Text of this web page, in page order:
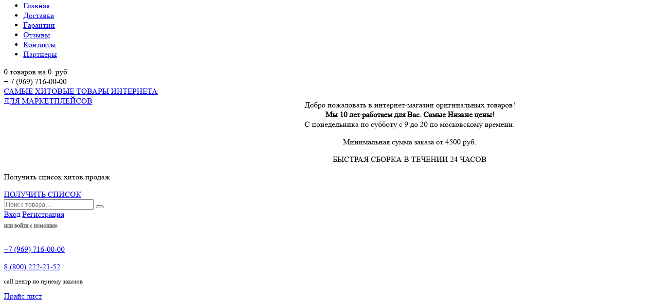
Главная
Доставка
Гарантии
Отзывы
Контакты
Партнеры
0 товаров на 0. руб.
+ 7 (969) 716-00-00
САМЫЕ ХИТОВЫЕ ТОВАРЫ ИНТЕРНЕТА
ДЛЯ МАРКЕТПЛЕЙСОВ
Добро пожаловать в интернет-магазин оригинальных товаров!
Мы 10 лет работаем для Вас. Самые Низкие цены!
С понедельника по субботу с 9 до 20 по московскому времени.
Минимальная сумма заказа от 4500 руб.
БЫСТРАЯ СБОРКА В ТЕЧЕНИИ 24 ЧАСОВ
Получить список хитов продаж
ПОЛУЧИТЬ СПИСОК
Вход Регистрация
или войти с помощью
+7 (969) 716-00-00
8 (800) 222-21-52
call центр по приему заказов
Прайс лист